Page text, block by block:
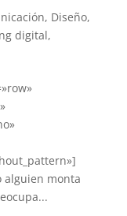
, Diseño,
digital,
alguien monta